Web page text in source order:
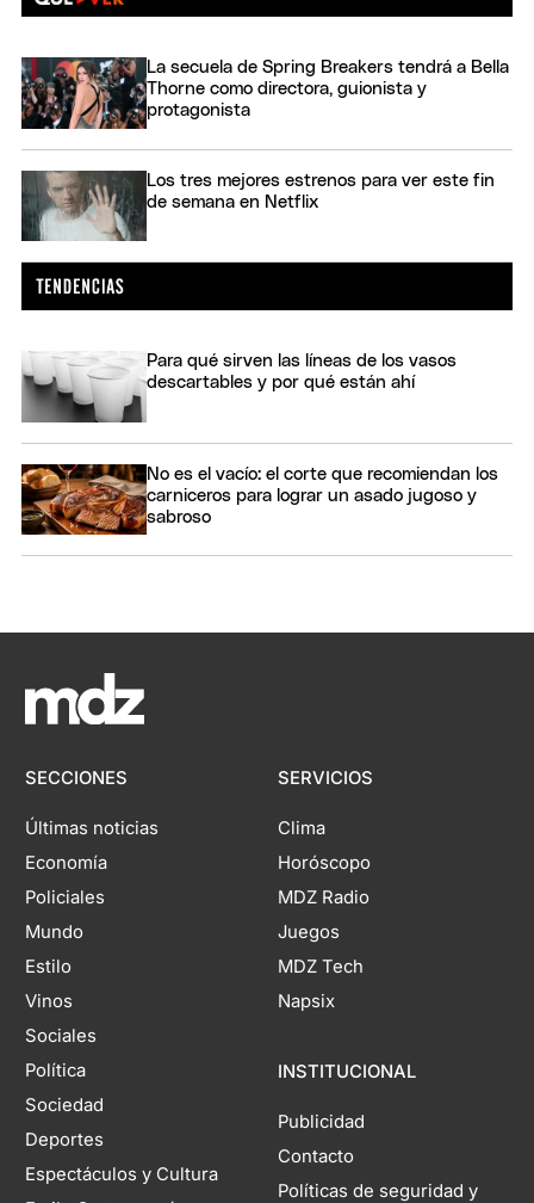
La secuela de Spring Breakers tendrá a Bella
Thorne como directora, guionista y
protagonista
Los tres mejores estrenos para ver este fin
de semana en Netflix
Para qué sirven las líneas de los vasos
descartables y por qué están ahí
No es el vacío: el corte que recomiendan los
carniceros para lograr un asado jugoso y
sabroso
SECCIONES
Últimas noticias
Economía
Policiales
Mundo
Estilo
Vinos
Sociales
Política
Sociedad
Deportes
Espectáculos y Cultura
SERVICIOS
Clima
Horóscopo
MDZ Radio
Juegos
MDZ Tech
Napsix
INSTITUCIONAL
Publicidad
Contacto
Políticas de seguridad y